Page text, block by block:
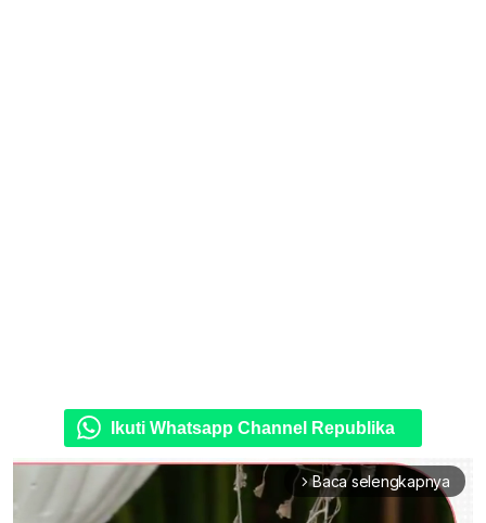
Ikuti Whatsapp Channel Republika
arrow_forward_ios Baca selengkapnya